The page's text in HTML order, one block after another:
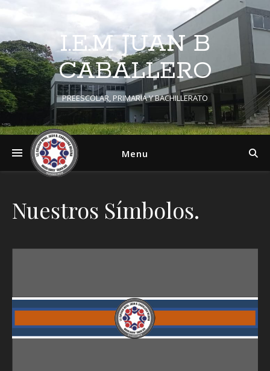
I.E.M JUAN B
CABALLERO
PREESCOLAR, PRIMARIA Y BACHILLERATO
Menu
Nuestros Símbolos.